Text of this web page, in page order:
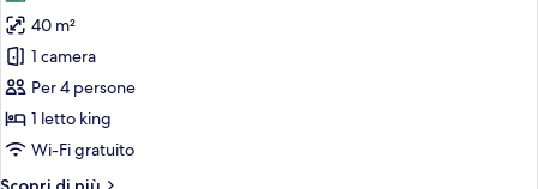
Standard
Floor)
foto
per
Camera
familiare
(Rei
Premium
40 m²
1 camera
Per 4 persone
1 letto king
Wi-Fi gratuito
Altri